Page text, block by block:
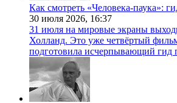
Как смотреть «Человека-паука»:
30 июля 2026, 16:37
31 июля на мировые экраны
Холланд. Это уже четвёртый
подготовила исчерпывающий гид